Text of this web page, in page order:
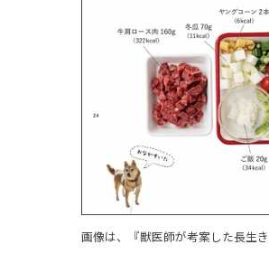
画像は、『獣医師が考案した長生